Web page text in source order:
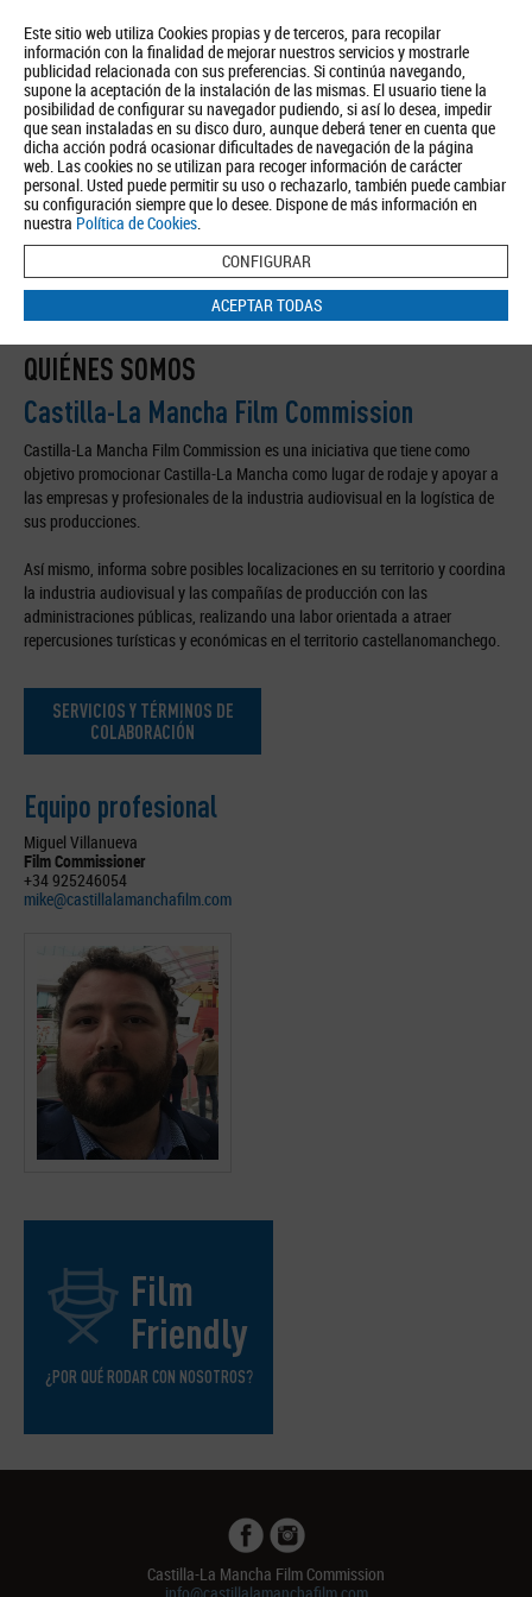
Este sitio web utiliza Cookies propias y de terceros, para recopilar
información con la finalidad de mejorar nuestros servicios y mostrarle
publicidad relacionada con sus preferencias. Si continúa navegando,
supone la aceptación de la instalación de las mismas. El usuario tiene la
posibilidad de configurar su navegador pudiendo, si así lo desea, impedir
que sean instaladas en su disco duro, aunque deberá tener en cuenta que
dicha acción podrá ocasionar dificultades de navegación de la página
web. Las cookies no se utilizan para recoger información de carácter
personal. Usted puede permitir su uso o rechazarlo, también puede cambiar
su configuración siempre que lo desee. Dispone de más información en
nuestra Política de Cookies.
CONFIGURAR
ACEPTAR TODAS
Quiénes somos Turismo Política de Privacidad Aviso Legal
Política de Cookies
BUSCAR
Inicio/ Adicional /Quiénes somos
QUIÉNES SOMOS
Castilla-La Mancha Film Commission
Castilla-La Mancha Film Commission es una iniciativa que tiene como
objetivo promocionar Castilla-La Mancha como lugar de rodaje y apoyar a
las empresas y profesionales de la industria audiovisual en la logística de
sus producciones.
Así mismo, informa sobre posibles localizaciones en su territorio y coordina
la industria audiovisual y las compañías de producción con las
administraciones públicas, realizando una labor orientada a atraer
repercusiones turísticas y económicas en el territorio castellanomanchego.
SERVICIOS Y TÉRMINOS DE
COLABORACIÓN
Equipo profesional
Miguel Villanueva
Film Commissioner
+34 925246054
mike@castillalamanchafilm.com
Film
Friendly
¿POR QUÉ RODAR CON NOSOTROS?
Castilla-La Mancha Film Commission